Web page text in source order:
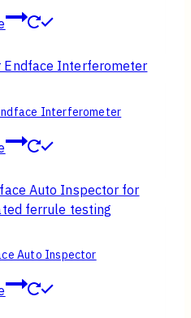
Interferometer
Auto Inspector